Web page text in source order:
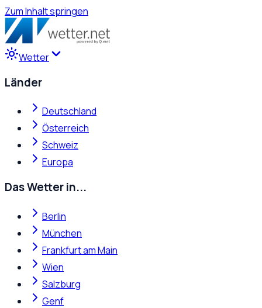
Zum Inhalt springen
Wetter
Länder
Deutschland
Österreich
Schweiz
Europa
Das Wetter in...
Berlin
München
Frankfurt am Main
Wien
Salzburg
Genf